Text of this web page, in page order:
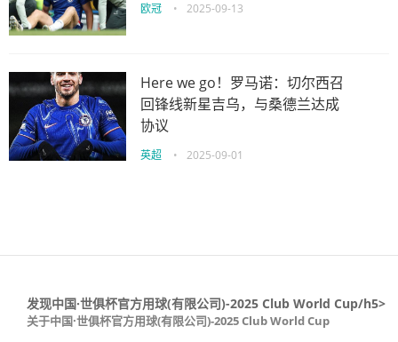
欧冠 • 2025-09-13
Here we go！罗马诺：切尔西召
回锋线新星吉乌，与桑德兰达成
协议
英超 • 2025-09-01
发现中国·世俱杯官方用球(有限公司)-2025 Club World Cup/h5>
关于中国·世俱杯官方用球(有限公司)-2025 Club World Cup